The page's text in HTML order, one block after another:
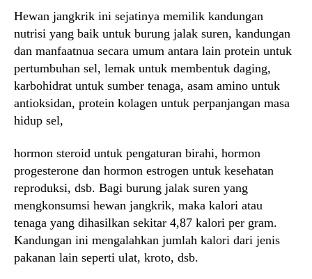
Hewan jangkrik ini sejatinya memilik kandungan
nutrisi yang baik untuk burung jalak suren, kandungan
dan manfaatnua secara umum antara lain protein untuk
pertumbuhan sel, lemak untuk membentuk daging,
karbohidrat untuk sumber tenaga, asam amino untuk
antioksidan, protein kolagen untuk perpanjangan masa
hidup sel,
hormon steroid untuk pengaturan birahi, hormon
progesterone dan hormon estrogen untuk kesehatan
reproduksi, dsb. Bagi burung jalak suren yang
mengkonsumsi hewan jangkrik, maka kalori atau
tenaga yang dihasilkan sekitar 4,87 kalori per gram.
Kandungan ini mengalahkan jumlah kalori dari jenis
pakanan lain seperti ulat, kroto, dsb.